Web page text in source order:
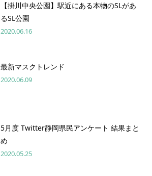
【掛川中央公園】駅近にある本物のSLがあ
るSL公園
2020.06.16
最新マスクトレンド
2020.06.09
5月度 Twitter静岡県民アンケート 結果まと
め
2020.05.25